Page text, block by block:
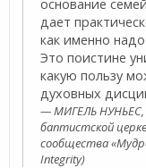
основание
дает
как именно
Это поистине
какую пользу
духовных
МИГЕЛЬ
баптистской
сообщества
Integrity)